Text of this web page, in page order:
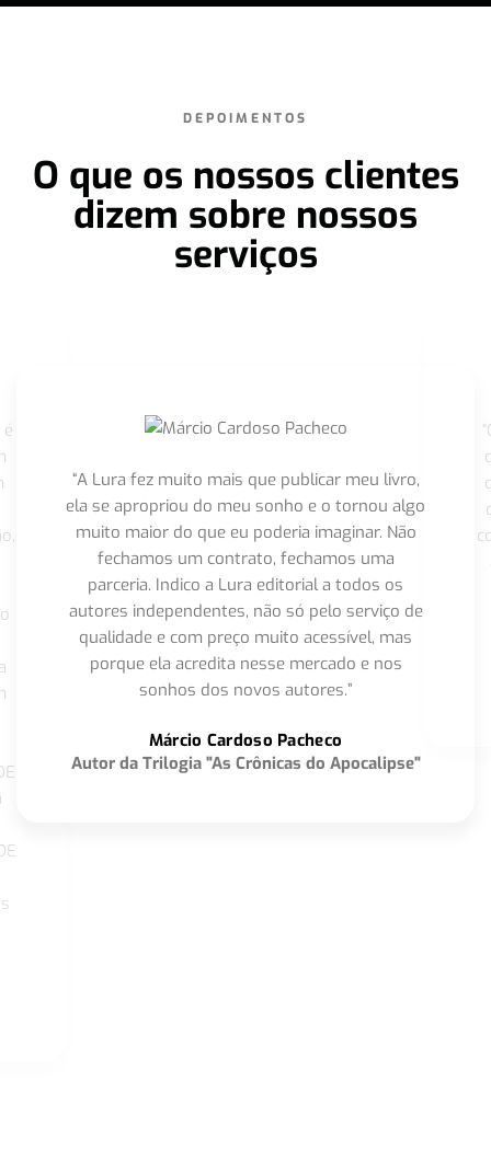
DEPOIMENTOS
O que os nossos clientes
dizem sobre nossos
serviços
“A Lura fez muito mais que publicar meu livro,
ela se apropriou do meu sonho e o tornou algo
muito maior do que eu poderia imaginar. Não
fechamos um contrato, fechamos uma
parceria. Indico a Lura editorial a todos os
autores independentes, não só pelo serviço de
qualidade e com preço muito acessível, mas
porque ela acredita nesse mercado e nos
sonhos dos novos autores.”
Márcio Cardoso Pacheco
Autor da Trilogia "As Crônicas do Apocalipse"